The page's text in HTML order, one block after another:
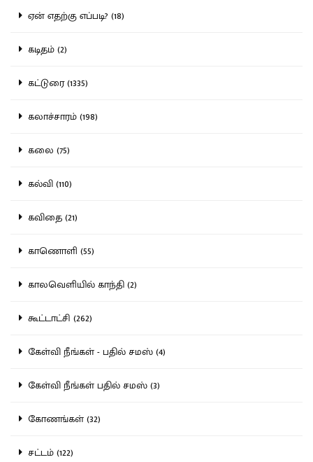
ஏன் எதற்கு எப்படி? (18)
கடிதம் (2)
கட்டுரை (1335)
கலாச்சாரம் (198)
கலை (75)
கல்வி (110)
கவிதை (21)
காணொளி (55)
காலவெளியில் காந்தி (2)
கூட்டாட்சி (262)
கேள்வி நீங்கள் - பதில் சமஸ் (4)
கேள்வி நீங்கள் பதில் சமஸ் (3)
கோணங்கள் (32)
சட்டம் (122)